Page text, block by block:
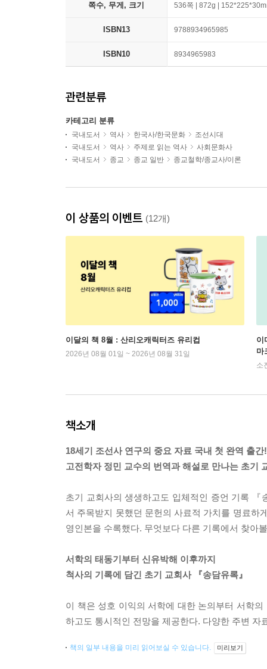
쪽수, 무게, 크기 536쪽 | 872g |
ISBN13 9788934965985
ISBN10 8934965983
관련분류
카테고리 분류
국내도서 역사 한국사/한국문화
조선시대
국내도서
역사 주제로 읽는 역사
사회문화사
국내도서
종교 종교 일반 종교철학/종교사/이론
이 상품의 이벤트 (12개)
이달의 책 8월 : 산리오캐릭터즈 유리컵
2026년 08월 01일 ~ 2026년 08월 31일
이
마
소
책소개
18세기 조선사 연구의 중요 자료 국내 첫 완역 출간!
고전학자 정민 교수의 번역과 해설로 만나는 초기
초기 교회사의 생생하고도 입체적인 증언 기록
서 주목받지 못했던 문헌의 사료적 가치를 명료하
영인본을 수록했다. 무엇보다 다른 기록에서 찾아
서학의 태동기부터 신유박해 이후까지
척사의 기록에 담긴 초기 교회사 『송담유록』
이 책은 성호 이익의 서학에 대한 논의부터 서학
하고도 통시적인 전망을 제공한다. 다양한 주변 자
책의 일부 내용을 미리 읽어보실 수 있습니다. 미리보기